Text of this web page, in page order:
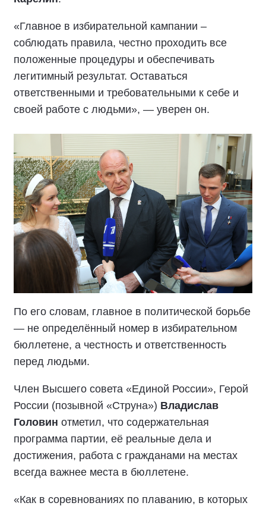
«Главное в избирательной кампании –
соблюдать правила, честно проходить все
положенные процедуры и обеспечивать
легитимный результат. Оставаться
ответственными и требовательными к себе и
своей работе с людьми», — уверен он.
По его словам, главное в политической борьбе
— не определённый номер в избирательном
бюллетене, а честность и ответственность
перед людьми.
Член Высшего совета «Единой России», Герой
России (позывной «Струна») Владислав
Головин отметил, что содержательная
программа партии, её реальные дела и
достижения, работа с гражданами на местах
всегда важнее места в бюллетене.
«Как в соревнованиях по плаванию, в которых